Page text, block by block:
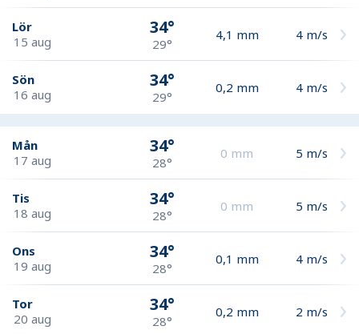
Lör
15 aug
34°
29°
4,1 mm 4 m/s
Sön
16 aug
34°
29°
0,2 mm 4 m/s
Mån
17 aug
34°
28°
0 mm 5 m/s
Tis
18 aug
34°
28°
0 mm 5 m/s
Ons
19 aug
34°
28°
0,1 mm 4 m/s
Tor
20 aug
34°
28°
0,2 mm 2 m/s